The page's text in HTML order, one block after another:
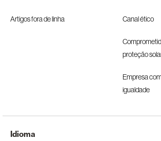
Artigos fora de linha Canal ético
proteção
Empresa
igualdade
Idioma